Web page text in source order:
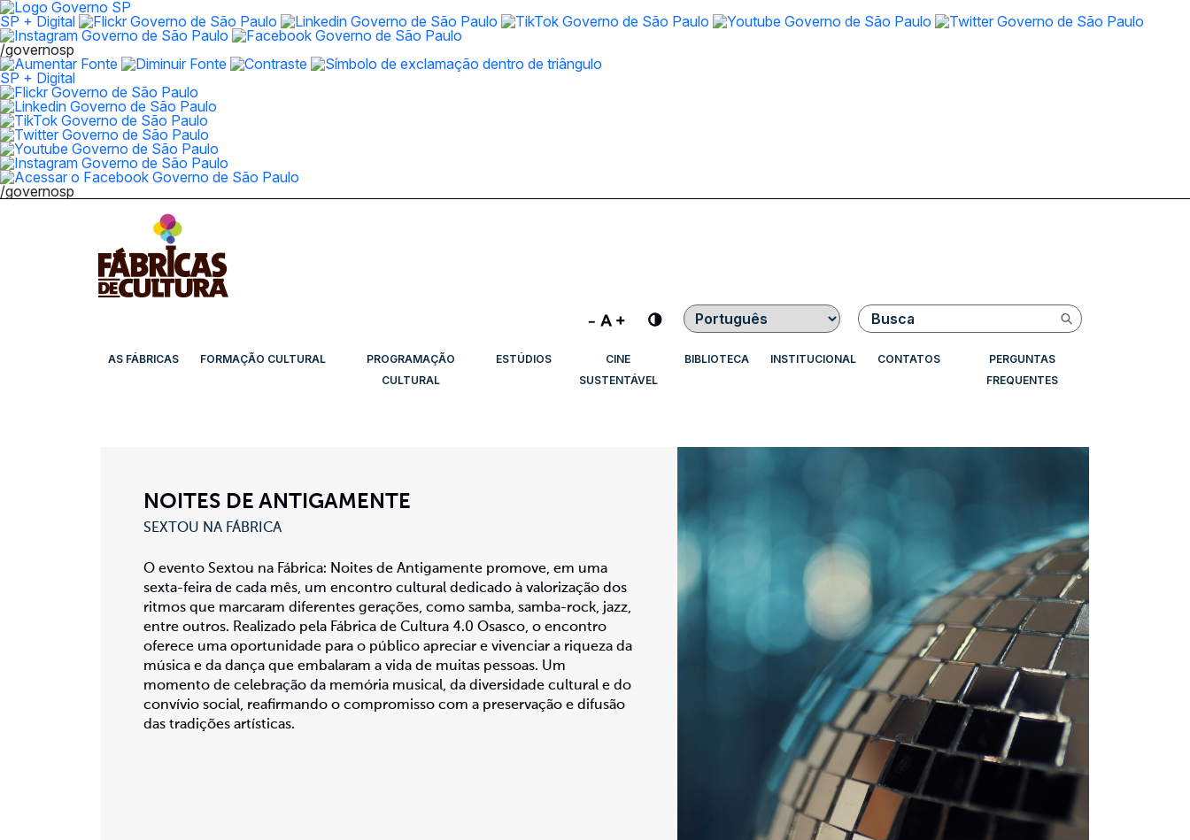
SP + Digital
/governosp
SP + Digital
/governosp
Contraste Buscar
AS FÁBRICAS FORMAÇÃO CULTURAL
PROGRAMAÇÃO
CULTURAL
ESTÚDIOS
CINE
SUSTENTÁVEL
BIBLIOTECA INSTITUCIONAL CONTATOS
PERGUNTAS
FREQUENTES
NOITES DE ANTIGAMENTE
SEXTOU NA FÁBRICA
O evento Sextou na Fábrica: Noites de Antigamente promove, em uma
sexta-feira de cada mês, um encontro cultural dedicado à valorização dos
ritmos que marcaram diferentes gerações, como samba, samba-rock, jazz,
entre outros. Realizado pela Fábrica de Cultura 4.0 Osasco, o encontro
oferece uma oportunidade para o público apreciar e vivenciar a riqueza da
música e da dança que embalaram a vida de muitas pessoas. Um
momento de celebração da memória musical, da diversidade cultural e do
convívio social, reafirmando o compromisso com a preservação e difusão
das tradições artísticas.